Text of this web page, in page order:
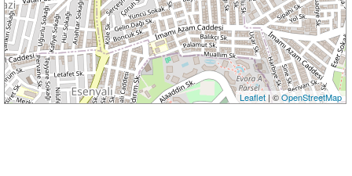
Leaflet| ©OpenStreetMap